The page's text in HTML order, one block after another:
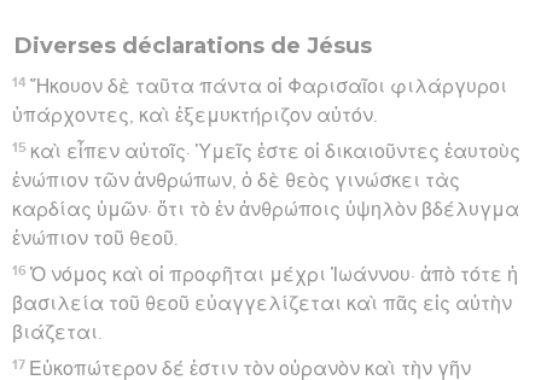
Diverses déclarations de Jésus
14 Ἤκουον δὲ ταῦτα πάντα οἱ Φαρισαῖοι φιλάργυροι
ὑπάρχοντες, καὶ ἐξεμυκτήριζον αὐτόν.
15 καὶ εἶπεν αὐτοῖς· Ὑμεῖς ἐστε οἱ δικαιοῦντες ἑαυτοὺς
ἐνώπιον τῶν ἀνθρώπων, ὁ δὲ θεὸς γινώσκει τὰς
καρδίας ὑμῶν· ὅτι τὸ ἐν ἀνθρώποις ὑψηλὸν βδέλυγμα
ἐνώπιον τοῦ θεοῦ.
16 Ὁ νόμος καὶ οἱ προφῆται μέχρι Ἰωάννου· ἀπὸ τότε ἡ
βασιλεία τοῦ θεοῦ εὐαγγελίζεται καὶ πᾶς εἰς αὐτὴν
βιάζεται.
17 Εὐκοπώτερον δέ ἐστιν τὸν οὐρανὸν καὶ τὴν γῆν